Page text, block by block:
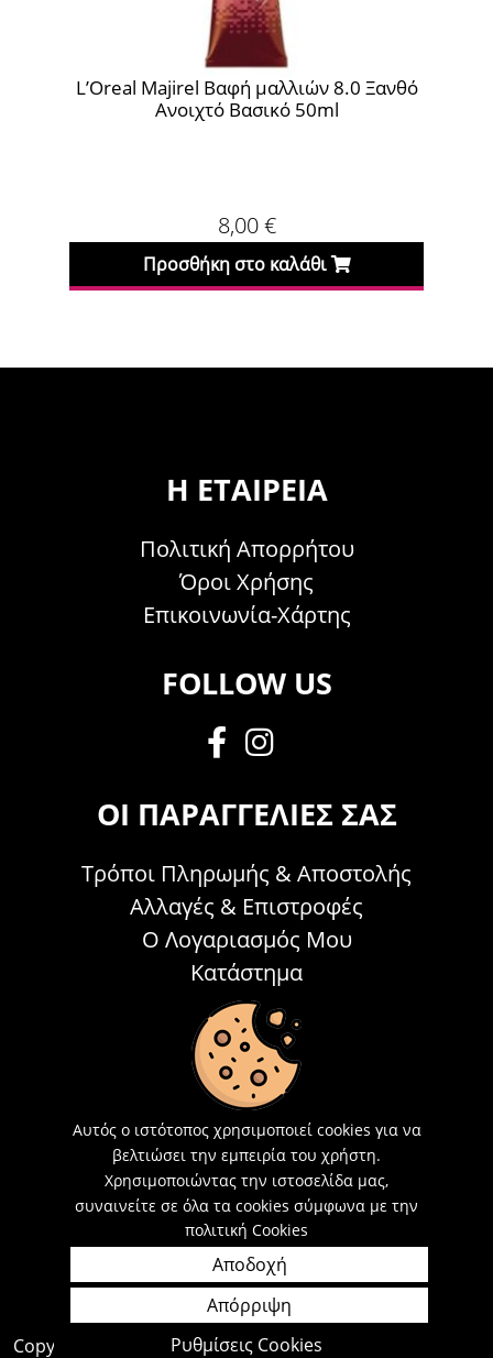
L’Oreal Majirel Βαφή μαλλιών 6.3 Ξανθό
Σκούρο Ντορέ 50ml
8,00€
Προσθήκη στο καλάθι
Η ΕΤΑΙΡΕΊΑ
Πολιτική Απορρήτου
Όροι Χρήσης
Επικοινωνία-Χάρτης
FOLLOW US
ΟΙ ΠΑΡΑΓΓΕΛΊΕΣ ΣΑΣ
Τρόποι Πληρωμής & Αποστολής
Αλλαγές & Επιστροφές
Ο Λογαριασμός Μου
Κατάστημα
ΕΠΙΚΟΙΝΩΝΊΑ
Τηλεφωνικά Δευτέρα - Σάββατο
09:00 - 15:00
Τ: 26214 00104
E-mail:info@acosmetics.gr
Copyright 2026, Acosmetics Αθανασόπουλος
Αυτός ο ιστότοπος χρησιμοποιεί cookies για να
βελτιώσει την εμπειρία του χρήστη.
Χρησιμοποιώντας την ιστοσελίδα μας,
συναινείτε σε όλα τα cookies σύμφωνα με την
πολιτική Cookies
Αποδοχή
Απόρριψη
Ρυθμίσεις Cookies